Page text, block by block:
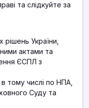
та слідкуйте за
України,
актами та
ЄСПЛ з
тому числі по НПА,
Суду та